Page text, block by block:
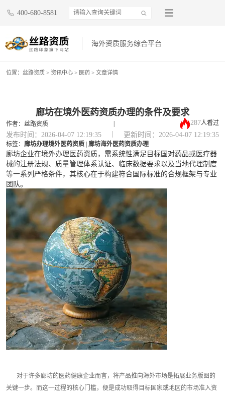
400-680-8581
海外资质服务综合平台
位置： 丝路资质 > 资讯中心 > 医药 > 文章详情
廊坊在境外医药资质办理的条件及要求
作者：丝路资质 | 287人看过
发布时间：2026-04-07 12:19:35 更新时间：2026-04-07 12:19:35
标签： 廊坊办理境外医药资质 廊坊海外医药资质办理
廊坊企业在境外办理医药资质，需系统性满足目标国对药品或医疗器
械的注册法规、质量管理体系认证、临床数据要求以及当地代理制度
等一系列严格条件，其核心在于构建符合国际标准的合规框架与专业
团队。
对于许多廊坊的医药健康企业而言，将产品推向海外市场是拓展业务版图的
关键一步。而这一过程的核心门槛，便是成功取得目标国家或地区的市场准入资